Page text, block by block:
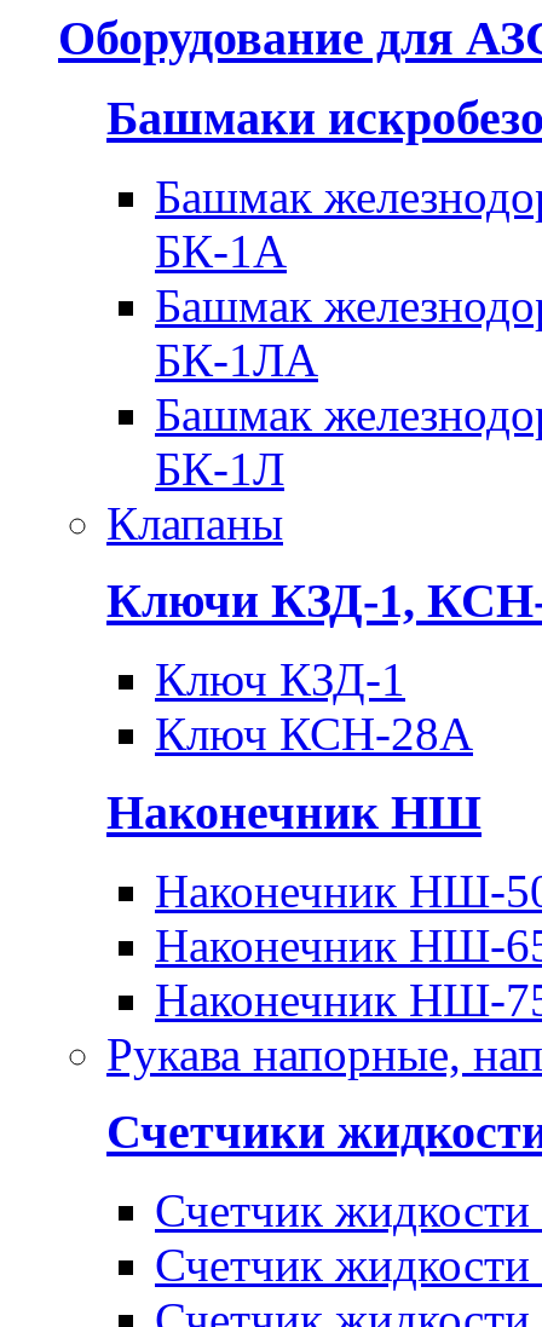
Оборудование для
Башмаки
Башмак
БК-1А
Башмак
БК-1ЛА
Башмак
БК-1Л
Клапаны
Ключи КЗД-1,
Ключ КЗД-1
Ключ КСН-28А
Наконечник НШ
Наконечник НШ-
Наконечник НШ-
Наконечник НШ-
Рукава напорные,
Счетчики
Счетчик
Счетчик